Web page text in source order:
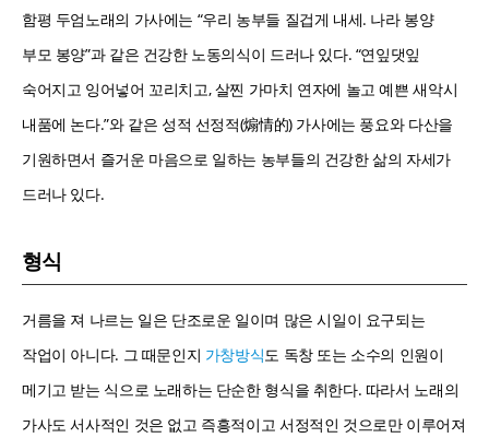
함평 두엄노래의 가사에는 “우리 농부들 질겁게 내세. 나라 봉양
부모 봉양”과 같은 건강한 노동의식이 드러나 있다. “연잎댓잎
숙어지고 잉어넣어 꼬리치고, 살찐 가마치 연자에 놀고 예쁜 새악시
내품에 논다.”와 같은 성적 선정적(煽情的) 가사에는 풍요와 다산을
기원하면서 즐거운 마음으로 일하는 농부들의 건강한 삶의 자세가
드러나 있다.
형식
거름을 져 나르는 일은 단조로운 일이며 많은 시일이 요구되는
작업이 아니다. 그 때문인지 가창방식도 독창 또는 소수의 인원이
메기고 받는 식으로 노래하는 단순한 형식을 취한다. 따라서 노래의
가사도 서사적인 것은 없고 즉흥적이고 서정적인 것으로만 이루어져